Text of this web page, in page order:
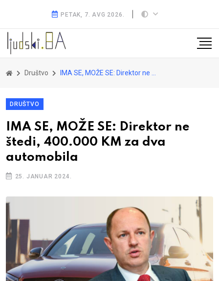
PETAK, 7. AVG 2026.
Društvo IMA SE, MOŽE SE: Direktor ne štedi, 400.000 KM za dva automobila
DRUŠTVO
IMA SE, MOŽE SE: Direktor ne
štedi, 400.000 KM za dva
automobila
25. JANUAR 2024.